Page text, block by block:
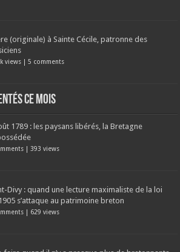
(originale) à Sainte Cécile, patronne des
views |5 comments
ce mois
1789 : les paysans libérés, la Bretagne
393 views
Divy : quand une lecture maximaliste de la loi
s’attaque au patrimoine breton
629 views